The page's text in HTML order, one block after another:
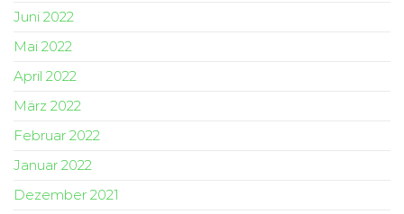
Juni 2022
Mai 2022
April 2022
März 2022
Februar 2022
Januar 2022
Dezember 2021